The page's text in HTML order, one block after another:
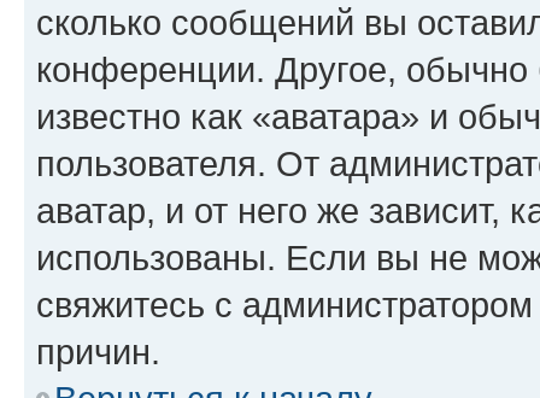
сколько сообщений вы
конференции. Другое,
известно как «аватара» и
пользователя. От
аватар, и от него же зависит,
использованы. Если вы не
свяжитесь с
причин.